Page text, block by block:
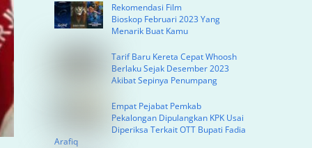
Rekomendasi Film
Bioskop Februari 2023 Yang
Menarik Buat Kamu
Tarif Baru Kereta Cepat Whoosh
Berlaku Sejak Desember 2023
Akibat Sepinya Penumpang
Empat Pejabat Pemkab
Pekalongan Dipulangkan KPK Usai
Diperiksa Terkait OTT Bupati Fadia
Arafiq